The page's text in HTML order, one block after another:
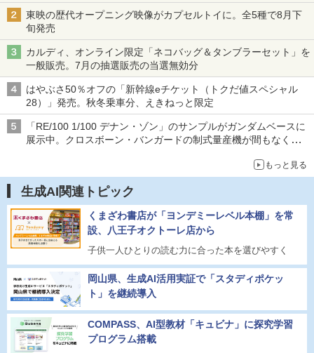
東映の歴代オープニング映像がカプセルトイに。全5種で8月下
旬発売
カルディ、オンライン限定「ネコバッグ＆タンブラーセット」を
一般販売。7月の抽選販売の当選無効分
はやぶさ50％オフの「新幹線eチケット（トクだ値スペシャル
28）」発売。秋冬乗車分、えきねっと限定
「RE/100 1/100 デナン・ゾン」のサンプルがガンダムベースに
展示中。クロスボーン・バンガードの制式量産機が間もなく発送
もっと見る
生成AI関連トピック
くまざわ書店が「ヨンデミーレベル本棚」を常
設、八王子オクトーレ店から
子供一人ひとりの読む力に合った本を選びやすく
岡山県、生成AI活用実証で「スタディポケッ
ト」を継続導入
COMPASS、AI型教材「キュビナ」に探究学習
プログラム搭載